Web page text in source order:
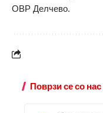
ОВР Делчево.
Поврзи се со нас